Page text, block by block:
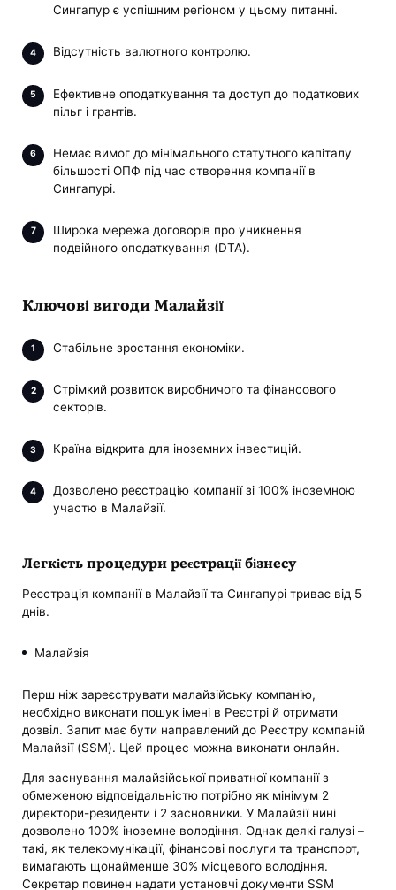
Сингапур є успішним регіоном у цьому питанні.
Відсутність валютного контролю.
Ефективне оподаткування та доступ до податкових
пільг і грантів.
Немає вимог до мінімального статутного капіталу
більшості ОПФ під час створення компанії в
Сингапурі.
Широка мережа договорів про уникнення
подвійного оподаткування (DTA).
Ключові вигоди Малайзії
Стабільне зростання економіки.
Стрімкий розвиток виробничого та фінансового
секторів.
Країна відкрита для іноземних інвестицій.
Дозволено реєстрацію компанії зі 100% іноземною
участю в Малайзії.
Легкість процедури реєстрації бізнесу
Реєстрація компанії в Малайзії та Сингапурі триває від 5
днів.
Малайзія
Перш ніж зареєструвати малайзійську компанію,
необхідно виконати пошук імені в Реєстрі й отримати
дозвіл. Запит має бути направлений до Реєстру компаній
Малайзії (SSM). Цей процес можна виконати онлайн.
Для заснування малайзійської приватної компанії з
обмеженою відповідальністю потрібно як мінімум 2
директори-резиденти і 2 засновники. У Малайзії нині
дозволено 100% іноземне володіння. Однак деякі галузі –
такі, як телекомунікації, фінансові послуги та транспорт,
вимагають щонайменше 30% місцевого володіння.
Секретар повинен надати установчі документи SSM